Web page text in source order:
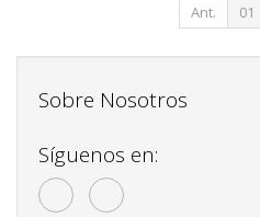
Ant. 01
Sobre Nosotros
Síguenos en: